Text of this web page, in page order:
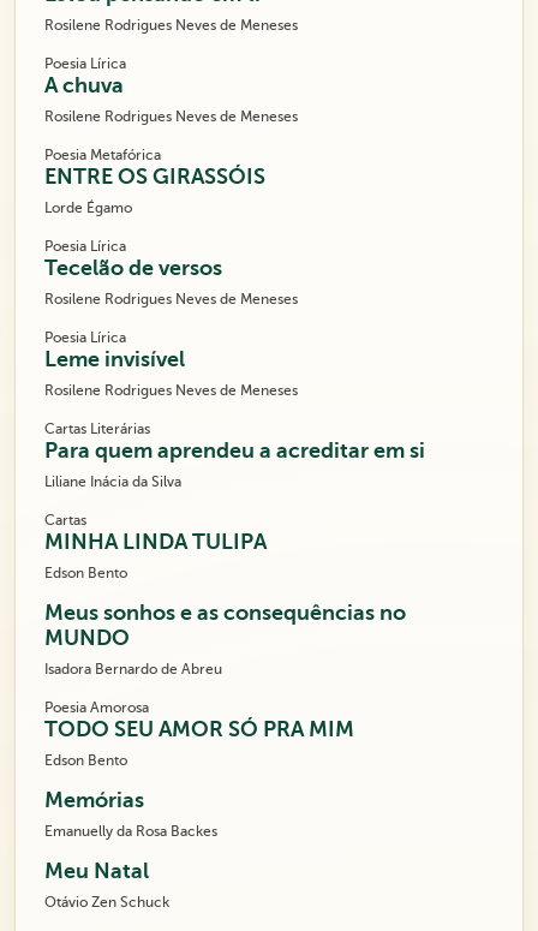
Rosilene Rodrigues Neves de Meneses
Poesia Lírica
A chuva
Rosilene Rodrigues Neves de Meneses
Poesia Metafórica
ENTRE OS GIRASSÓIS
Lorde Égamo
Poesia Lírica
Tecelão de versos
Rosilene Rodrigues Neves de Meneses
Poesia Lírica
Leme invisível
Rosilene Rodrigues Neves de Meneses
Cartas Literárias
Para quem aprendeu a acreditar em si
Liliane Inácia da Silva
Cartas
MINHA LINDA TULIPA
Edson Bento
Meus sonhos e as consequências no
MUNDO
Isadora Bernardo de Abreu
Poesia Amorosa
TODO SEU AMOR SÓ PRA MIM
Edson Bento
Memórias
Emanuelly da Rosa Backes
Meu Natal
Otávio Zen Schuck